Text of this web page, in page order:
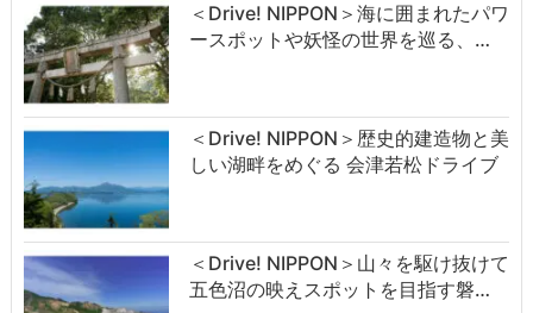
＜Drive! NIPPON＞海に囲まれたパワ
ースポットや妖怪の世界を巡る、…
＜Drive! NIPPON＞歴史的建造物と美
しい湖畔をめぐる 会津若松ドライブ
＜Drive! NIPPON＞山々を駆け抜けて
五色沼の映えスポットを目指す磐…